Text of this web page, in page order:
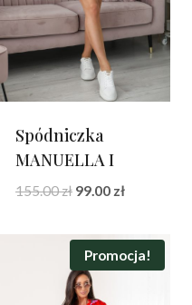
Spódniczka
MANUELLA I
155.00zł Pierwotna
wynosiła:
155.00 zł.
99.00 złAktualna
99.00 zł.
Promocja!